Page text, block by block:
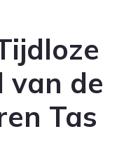
van de
Tas